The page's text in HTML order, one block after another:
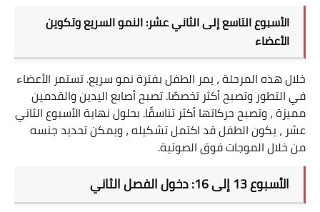
حاسبة العمر
حاسبة عدد الكلمات وعدد
الحروف
حاسبة كتلة الجسم
الأسبوع التاسع إلى الثاني عشر: النمو السريع وتكوين
الأعضاء
خلال هذه المرحلة ، يمر الطفل بفترة نمو سريع. تستمر الأعضاء
في التطور وتصبح أكثر تخصصًا. تصبح أصابع اليدين والقدمين
مميزة ، وتصبح حركاتها أكثر تناسقًا. بحلول نهاية الأسبوع الثاني
عشر ، يكون الطفل قد اكتمل تشكيله ، ويمكن تحديد جنسه
من خلال الموجات فوق الصوتية.
الأسبوع 13 إلى 16: دخول الفصل الثاني